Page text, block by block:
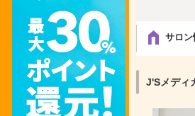
サロン
J'Sメディ